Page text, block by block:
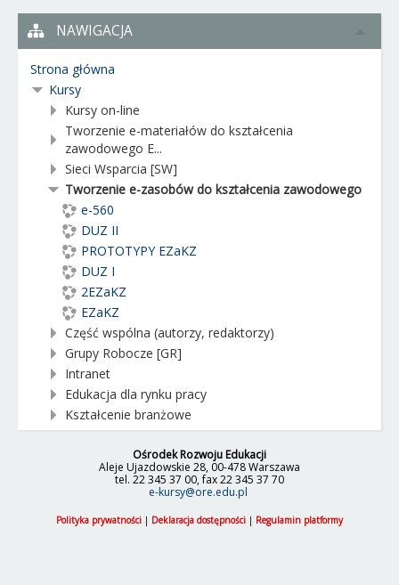
NAWIGACJA
Strona główna
Kursy
Kursy on-line
Tworzenie e-materiałów do kształcenia
zawodowego E...
Sieci Wsparcia [SW]
Tworzenie e-zasobów do kształcenia zawodowego
e-560
DUZ II
PROTOTYPY EZaKZ
DUZ I
2EZaKZ
EZaKZ
Część wspólna (autorzy, redaktorzy)
Grupy Robocze [GR]
Intranet
Edukacja dla rynku pracy
Kształcenie branżowe
Ośrodek Rozwoju Edukacji
Aleje Ujazdowskie 28, 00-478 Warszawa
tel. 22 345 37 00, fax 22 345 37 70
e-kursy@ore.edu.pl
Polityka prywatności | Deklaracja dostępności | Regulamin platformy